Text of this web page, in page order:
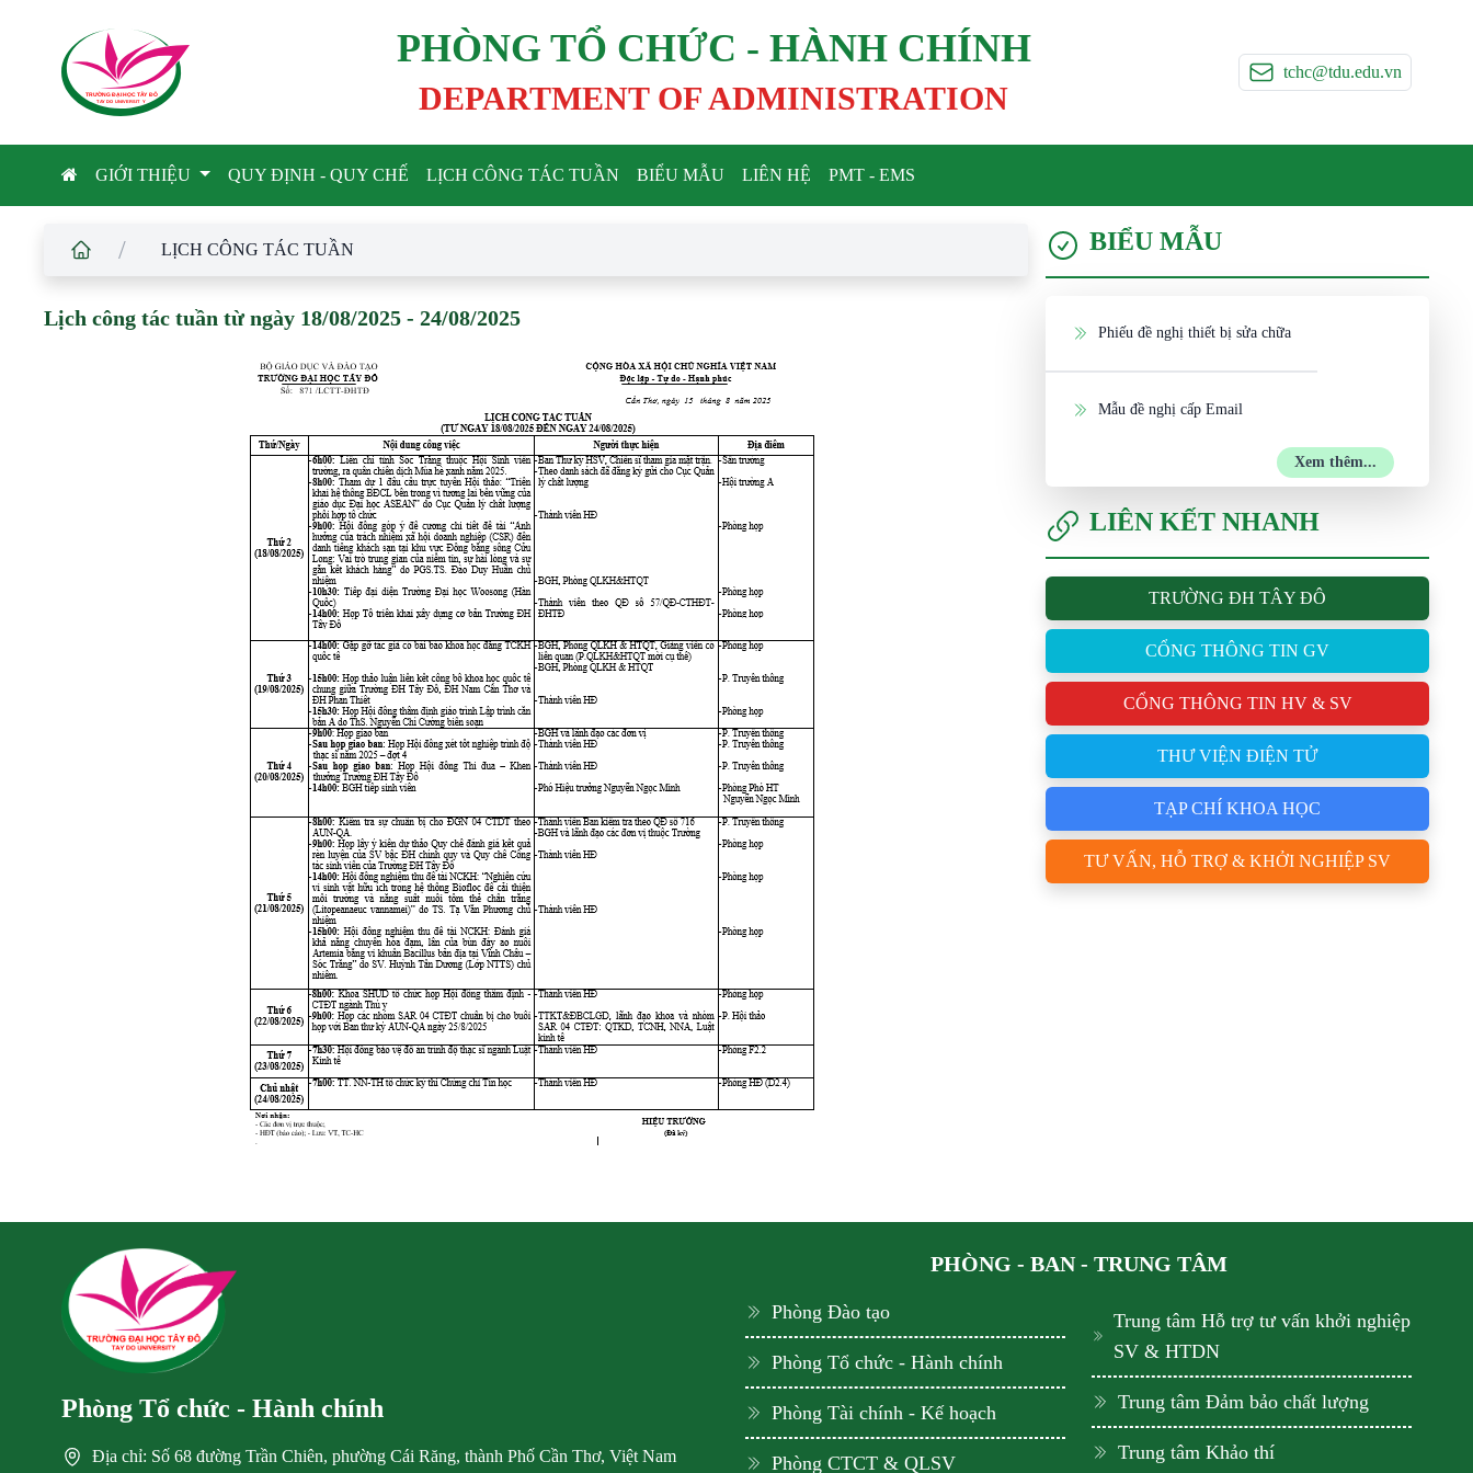
TRƯỜNG ĐẠI HỌC TÂY ĐÔ
TAY DO UNIVERSIT Y
PHÒNG TỔ CHỨC - HÀNH CHÍNH
DEPARTMENT OF ADMINISTRATION
tchc@tdu.edu.vn
GIỚI THIỆU QUY ĐỊNH - QUY CHẾ LỊCH CÔNG TÁC TUẦN BIỂU MẪU LIÊN HỆ PMT - EMS
/ LỊCH CÔNG TÁC TUẦN
Lịch công tác tuần từ ngày 18/08/2025 - 24/08/2025
BIỂU MẪU
Phiếu đề nghị thiết bị sửa chữa
Mẫu đề nghị cấp Email
Xem thêm...
LIÊN KẾT NHANH
TRƯỜNG ĐH TÂY ĐÔ
CỔNG THÔNG TIN GV
CỔNG THÔNG TIN HV & SV
THƯ VIỆN ĐIỆN TỬ
TẠP CHÍ KHOA HỌC
TƯ VẤN, HỖ TRỢ & KHỞI NGHIỆP SV
Phòng Tổ chức - Hành chính
Địa chỉ: Số 68 đường Trần Chiên, phường Cái Răng, thành Phố Cần Thơ, Việt Nam
PHÒNG - BAN - TRUNG TÂM
Phòng Đào tạo
Phòng Tổ chức - Hành chính
Phòng Tài chính - Kế hoạch
Phòng CTCT & QLSV
Trung tâm Hỗ trợ tư vấn khởi nghiệp
SV & HTDN
Trung tâm Đảm bảo chất lượng
Trung tâm Khảo thí